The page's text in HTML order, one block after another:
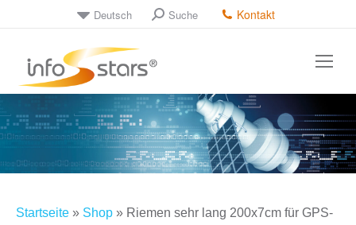
Deutsch Search:Suche Kontakt
Startseite » Shop » Riemen sehr lang 200x7cm für GPS-